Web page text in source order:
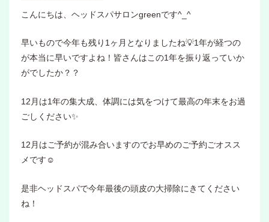
こんにちは、ヘッドスパサロンgreenです^_^
早いもので今年も残り1ヶ月となりましたね💡1年が経つの
が本当に早いですよね！皆さんはこの1年を振り返っていか
がでしたか？？
12月は1年の集大成、体調には気をつけて最高の年末をお過
ごしください✨
12月はご予約が混み合いますのでお早めのご予約ごオスス
メです☺️
是非ヘッドスパで今年最後の頭皮の大掃除にきてください
ね！